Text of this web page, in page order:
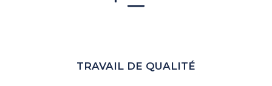
TRAVAIL DE QUALITÉ